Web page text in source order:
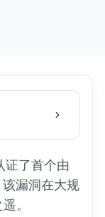
证了首个由
漏洞在大规
。